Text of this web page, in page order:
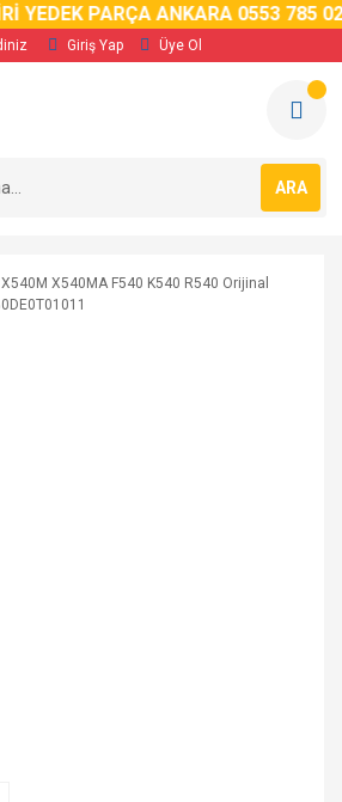
PARÇA ANKARA 0553 785 02 59
Giriş Yap Üye Ol
ARA